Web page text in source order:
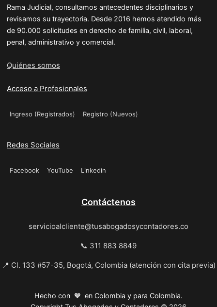
Rama Judicial, consultamos antecedentes disciplinarios y
revisamos su trayectoria. Desde 2016 hemos atendido más
de 90.000 solicitudes en derecho de familia, civil, laboral,
penal, administrativo y comercial.
Quiénes somos
Acceso a Profesionales
Ingreso (Registrados) Registro (Nuevos)
Redes Sociales
Facebook YouTube Linkedin
Contáctenos
servicioalcliente@tusabogadosycontadores.co
📞 311 883 8849
📍 Cl. 133 #57-35, Bogotá, Colombia (atención con cita previa)
Hecho con 🧡 en Colombia y para Colombia.